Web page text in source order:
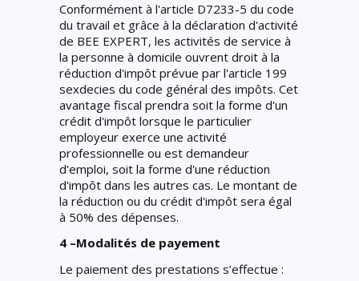
Conformément à l'article D7233-5 du code
du travail et grâce à la déclaration d'activité
de BEE EXPERT, les activités de service à
la personne à domicile ouvrent droit à la
réduction d'impôt prévue par l'article 199
sexdecies du code général des impôts. Cet
avantage fiscal prendra soit la forme d'un
crédit d'impôt lorsque le particulier
employeur exerce une activité
professionnelle ou est demandeur
d'emploi, soit la forme d'une réduction
d'impôt dans les autres cas. Le montant de
la réduction ou du crédit d'impôt sera égal
à 50% des dépenses.
4 –Modalités de payement
Le paiement des prestations s’effectue :